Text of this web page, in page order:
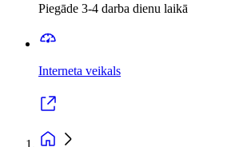
Piegāde 3-4 darba dienu laikā
Interneta veikals